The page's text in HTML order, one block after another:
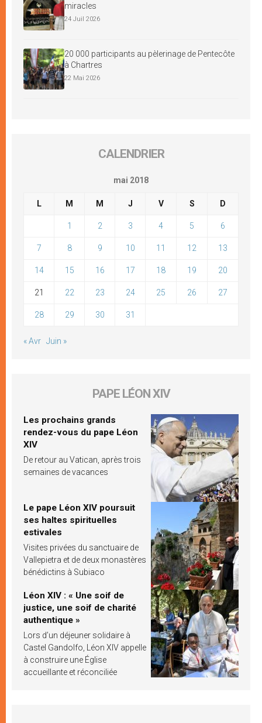
miracles
24 Juil 2026
20 000 participants au pèlerinage de Pentecôte
à Chartres
22 Mai 2026
CALENDRIER
mai 2018
L M M J V S D
1 2 3 4 5 6
7 8 9 10 11 12 13
14 15 16 17 18 19 20
21 22 23 24 25 26 27
28 29 30 31
« Avr Juin »
PAPE LÉON XIV
Les prochains grands
rendez-vous du pape Léon
XIV
De retour au Vatican, après trois
semaines de vacances
Le pape Léon XIV poursuit
ses haltes spirituelles
estivales
Visites privées du sanctuaire de
Vallepietra et de deux monastères
bénédictins à Subiaco
Léon XIV : « Une soif de
justice, une soif de charité
authentique »
Lors d’un déjeuner solidaire à
Castel Gandolfo, Léon XIV appelle
à construire une Église
accueillante et réconciliée